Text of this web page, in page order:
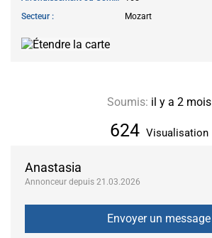
Anastasia
Annonceur depuis 21.03.2026
Secteur
Mozart
624 Visualisation
Soumis: il y a 2 mois